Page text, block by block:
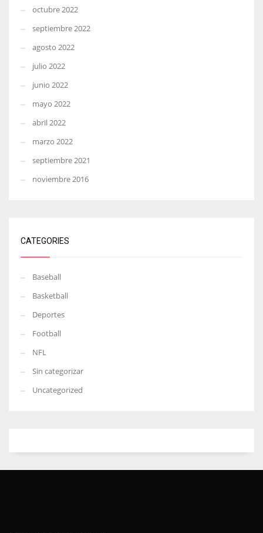
octubre 2022
septiembre 2022
agosto 2022
julio 2022
junio 2022
mayo 2022
abril 2022
marzo 2022
septiembre 2021
noviembre 2016
CATEGORIES
Baseball
Basketball
Deportes
Football
NFL
Sin categorizar
Uncategorized